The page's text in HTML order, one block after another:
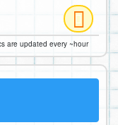
are updated every ~hour